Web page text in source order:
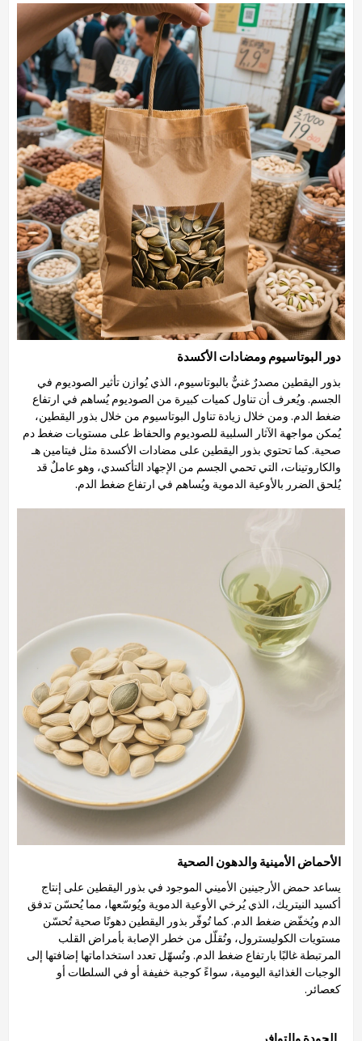
دور البوتاسيوم ومضادات الأكسدة
بذور اليقطين مصدرٌ غنيٌّ بالبوتاسيوم، الذي يُوازن تأثير الصوديوم في
الجسم. ويُعرف أن تناول كميات كبيرة من الصوديوم يُساهم في ارتفاع
ضغط الدم. ومن خلال زيادة تناول البوتاسيوم من خلال بذور اليقطين،
يُمكن مواجهة الآثار السلبية للصوديوم والحفاظ على مستويات ضغط دم
صحية. كما تحتوي بذور اليقطين على مضادات الأكسدة مثل فيتامين هـ
والكاروتينات، التي تحمي الجسم من الإجهاد التأكسدي، وهو عاملٌ قد
يُلحق الضرر بالأوعية الدموية ويُساهم في ارتفاع ضغط الدم.
الأحماض الأمينية والدهون الصحية
يساعد حمض الأرجينين الأميني الموجود في بذور اليقطين على إنتاج
أكسيد النيتريك، الذي يُرخي الأوعية الدموية ويُوسّعها، مما يُحسّن تدفق
الدم ويُخفّض ضغط الدم. كما تُوفّر بذور اليقطين دهونًا صحية تُحسّن
مستويات الكوليسترول، وتُقلّل من خطر الإصابة بأمراض القلب
المرتبطة غالبًا بارتفاع ضغط الدم. وتُسهّل تعدد استخداماتها إضافتها إلى
الوجبات الغذائية اليومية، سواءً كوجبة خفيفة أو في السلطات أو
كعصائر.